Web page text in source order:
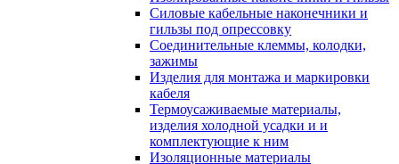
Силовые кабельные наконечники и
гильзы под опрессовку
Соединительные клеммы, колодки,
зажимы
Изделия для монтажа и маркировки
кабеля
Термоусаживаемые материалы,
изделия холодной усадки и и
комплектующие к ним
Изоляционные материалы